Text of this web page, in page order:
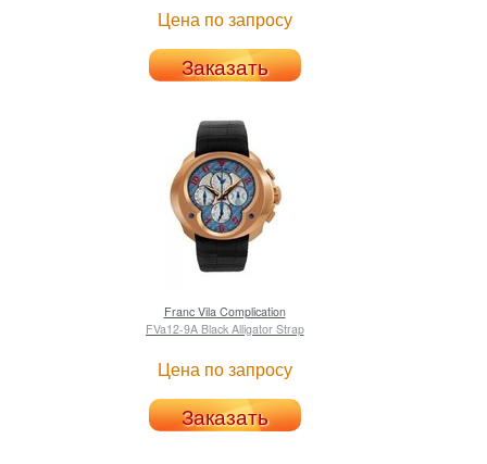
Цена по запросу
Заказать
Franc VilaComplication
FVa12-9A Black Alligator Strap
Цена по запросу
Заказать